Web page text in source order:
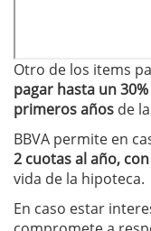
Otro de los items
pagar hasta un
primeros años de
BBVA permite en
2 cuotas al año,
vida de la hipoteca.
En caso estar